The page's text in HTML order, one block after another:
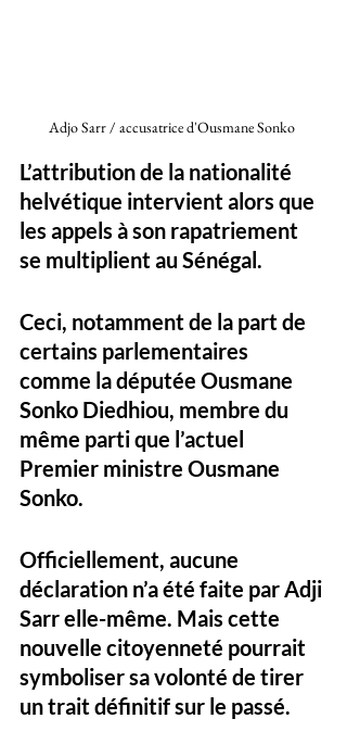
Adjo Sarr / accusatrice d'Ousmane Sonko
L’attribution de la nationalité
helvétique intervient alors que
les appels à son rapatriement
se multiplient au Sénégal.
Ceci, notamment de la part de
certains parlementaires
comme la députée Ousmane
Sonko Diedhiou, membre du
même parti que l’actuel
Premier ministre Ousmane
Sonko.
Officiellement, aucune
déclaration n’a été faite par Adji
Sarr elle-même. Mais cette
nouvelle citoyenneté pourrait
symboliser sa volonté de tirer
un trait définitif sur le passé.